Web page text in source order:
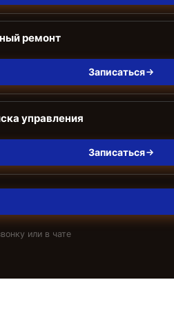
ремонт
Записаться
управления
Записаться
или в чате